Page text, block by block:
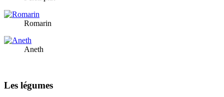
Romarin
Aneth
Les légumes